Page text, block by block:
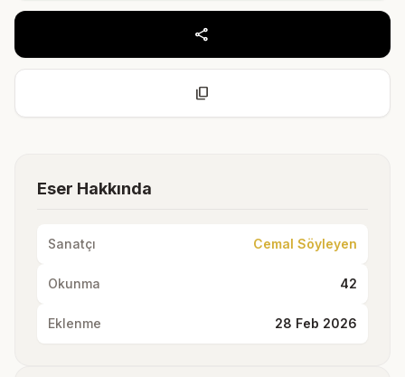
share
content_copy
Eser Hakkında
Sanatçı Cemal Söyleyen
Okunma 42
Eklenme 28 Feb 2026